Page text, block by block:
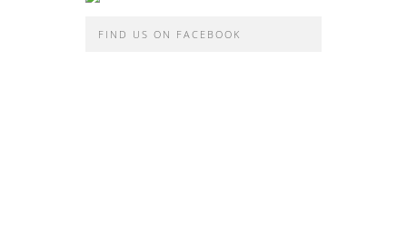
FIND US ON FACEBOOK